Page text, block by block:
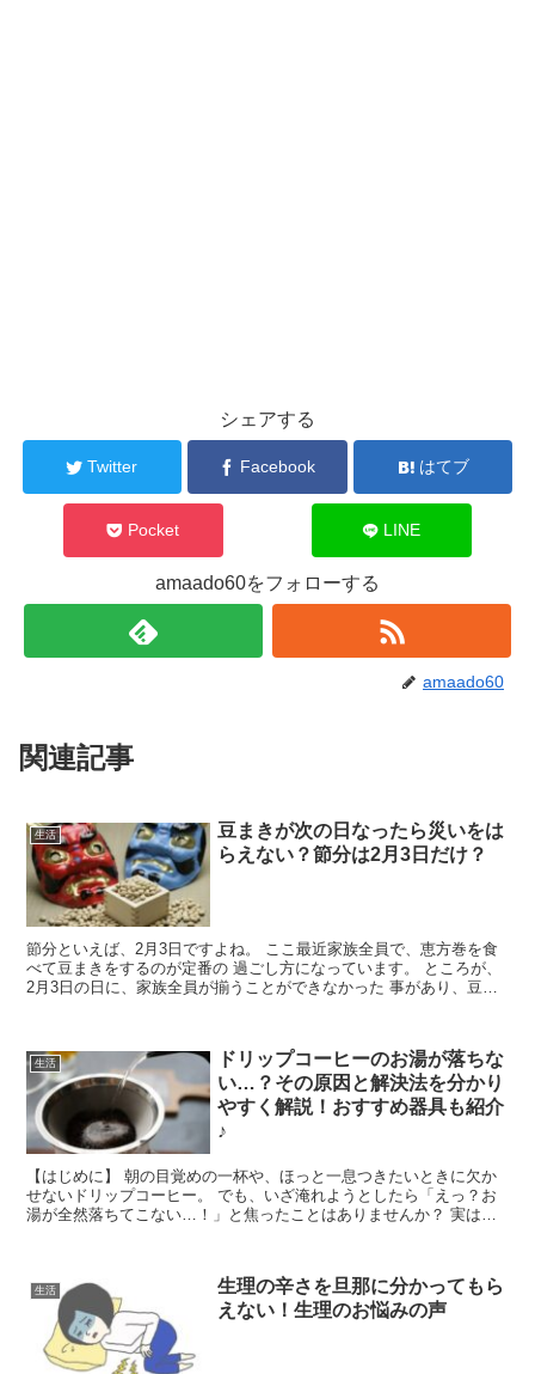
シェアする
Twitter Facebook はてブ
Pocket LINE
amaado60をフォローする
amaado60
関連記事
生活
豆まきが次の日なったら災いをは
らえない？節分は2月3日だけ？
節分といえば、2月3日ですよね。 ここ最近家族全員で、恵方巻を食
べて豆まきをするのが定番の 過ごし方になっています。 ところが、
2月3日の日に、家族全員が揃うことができなかった 事があり、豆ま
生活
ドリップコーヒーのお湯が落ちな
い…？その原因と解決法を分かり
やすく解説！おすすめ器具も紹介
♪
【はじめに】 朝の目覚めの一杯や、ほっと一息つきたいときに欠か
せないドリップコーヒー。 でも、いざ淹れようとしたら「えっ？お
湯が全然落ちてこない…！」と焦ったことはありませんか？ 実はこ
生活
生理の辛さを旦那に分かってもら
えない！生理のお悩みの声